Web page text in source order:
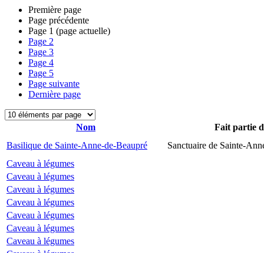
Première page
Page précédente
Page 1 (page actuelle)
Page 2
Page 3
Page 4
Page 5
Page suivante
Dernière page
Nom
Fait partie
Basilique de Sainte-Anne-de-Beaupré
Sanctuaire de Sainte-
Caveau à légumes
Caveau à légumes
Caveau à légumes
Caveau à légumes
Caveau à légumes
Caveau à légumes
Caveau à légumes